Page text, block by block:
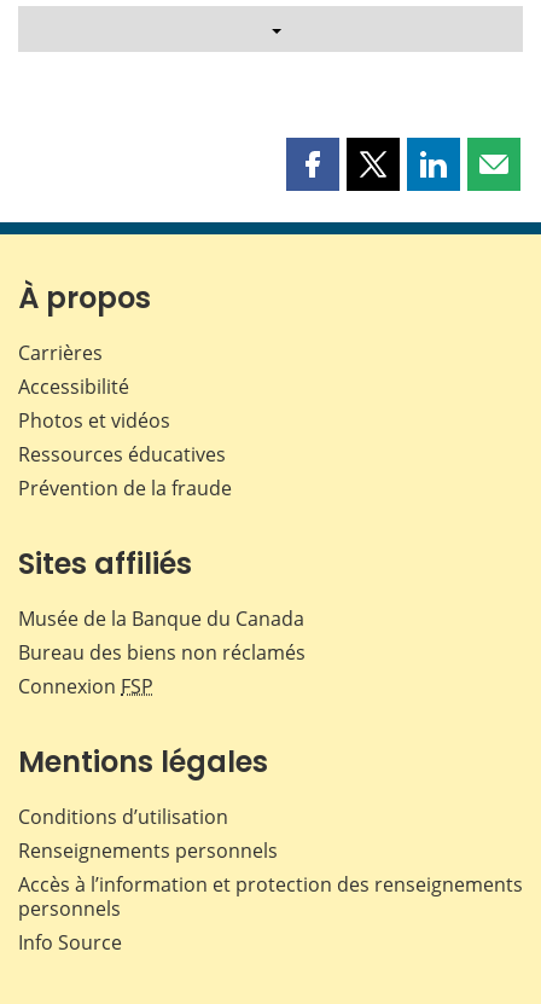
Partager
page
Partager
page
Partager
page page
À propos
Carrières
Accessibilité
Photos et vidéos
Ressources éducatives
Prévention de la fraude
Sites affiliés
Musée de la Banque du Canada
Bureau des biens non réclamés
Connexion FSP
Mentions légales
Conditions d’utilisation
Renseignements personnels
Accès à l’information et protection des renseignements
personnels
Info Source